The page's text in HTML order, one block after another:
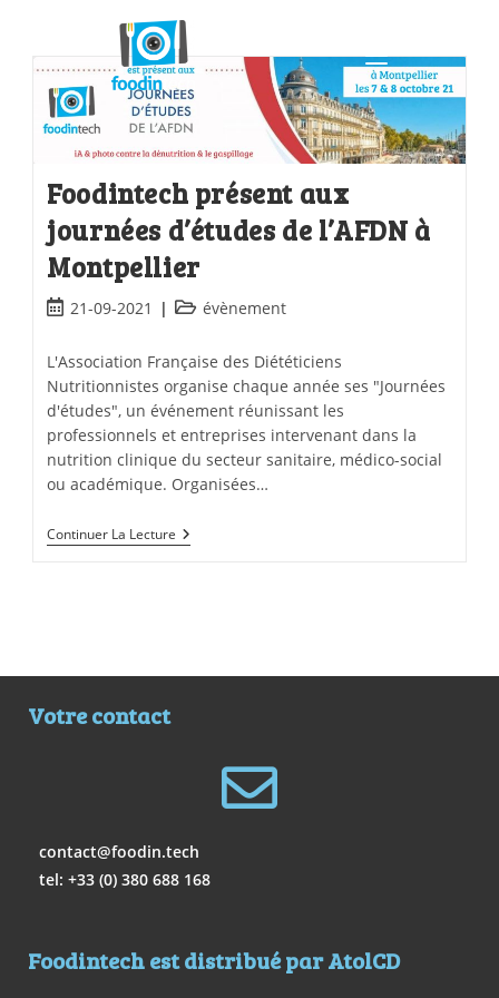
Foodintech présent aux
journées d’études de l’AFDN à
Montpellier
21-09-2021 évènement
L'Association Française des Diététiciens
Nutritionnistes organise chaque année ses "Journées
d'études", un événement réunissant les
professionnels et entreprises intervenant dans la
nutrition clinique du secteur sanitaire, médico-social
ou académique. Organisées…
Continuer La Lecture
Votre contact
contact@foodin.tech
tel: +33 (0) 380 688 168
Foodintech est distribué par AtolCD